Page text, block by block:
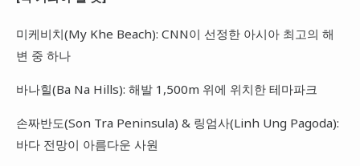
미케비치(My Khe Beach): CNN이 선정한 아시아 최고의 해
변 중 하나
바나힐(Ba Na Hills): 해발 1,500m 위에 위치한 테마파크
손짜반도(Son Tra Peninsula) & 링엄사(Linh Ung Pagoda):
바다 전망이 아름다운 사원